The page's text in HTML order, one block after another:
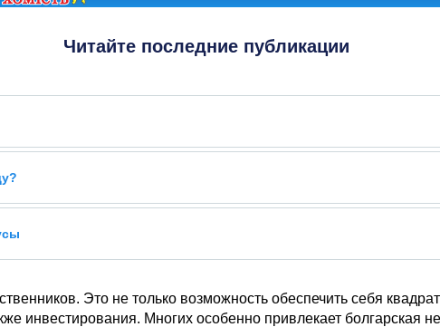
Читайте последние публикации
Это не только возможность обеспечить себя
инвестирования. Многих особенно привлекает болгарская